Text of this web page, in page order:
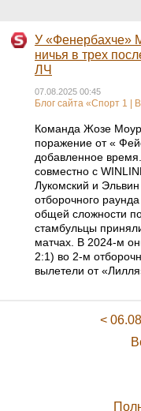
У «Фенербахче»
ничья в трех
ЛЧ
07.08.2025 00:45
Блог сайта «Спорт 1 |
Команда Жозе
поражение от «
добавленное
совместно с
Лукомский и
отборочного
общей сложности
стамбульцы
матчах. В 2024-м
2:1) во 2-м
вылетели от
<